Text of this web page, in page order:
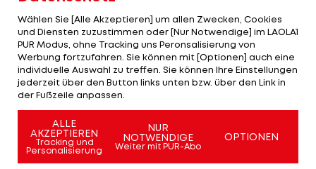
den Ottawa Senators 3:4 nach Overtime. Ein
Torfestival gibt es beim 6:5 der Nashville
Predators gegen die Columbus Blue Jackets.
Weiters: Winnipeg-Montreal 4:0, Edmonton-
Minnesota 4:1, Los Angeles-Anaheim 3:2 n.SO.
Mehr zum Thema
Wählen Sie [Alle Akzeptieren] um allen Zwecken, Cookies
und Diensten zuzustimmen oder [Nur Notwendige] im LAOLA1
PUR Modus, ohne Tracking uns Peronsalisierung von
Werbung fortzufahren. Sie können mit [Optionen] auch eine
individuelle Auswahl zu treffen. Sie können Ihre Einstellungen
jederzeit über den Button links unten bzw. über den Link in
der Fußzeile anpassen.
ALLE
AKZEPTIEREN
Tracking und
Personalisierung
NUR
NOTWENDIGE
Weiter mit PUR-Abo
OPTIONEN